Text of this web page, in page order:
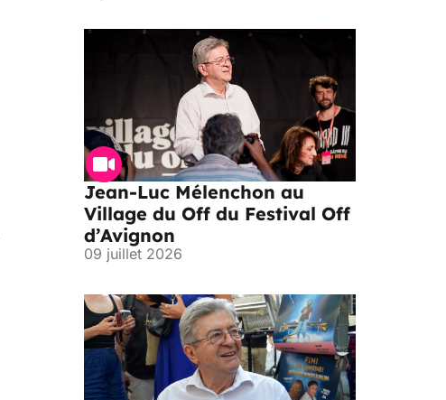
Jean-Luc Mélenchon au
Village du Off du Festival Off
d’Avignon
09 juillet 2026